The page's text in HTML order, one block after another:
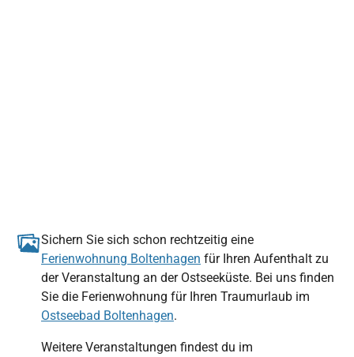
Sichern Sie sich schon rechtzeitig eine
Ferienwohnung Boltenhagen für Ihren Aufenthalt zu
der Veranstaltung an der Ostseeküste. Bei uns finden
Sie die Ferienwohnung für Ihren Traumurlaub im
Ostseebad Boltenhagen.
Weitere Veranstaltungen findest du im